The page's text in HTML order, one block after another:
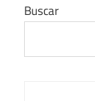
Buscar